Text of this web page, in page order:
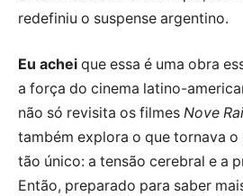
redefiniu o suspense argentino.
Eu achei que essa é uma obra
a força do cinema latino-
não só revisita os filmes Nove
também explora o que tornava o
tão único: a tensão cerebral e a
Então, preparado para saber